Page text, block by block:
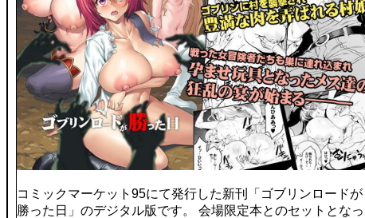
コミックマーケット95にて発行した新刊「ゴブリンロードが
勝った日」のデジタル版です。 会場限定本とのセットとなっ